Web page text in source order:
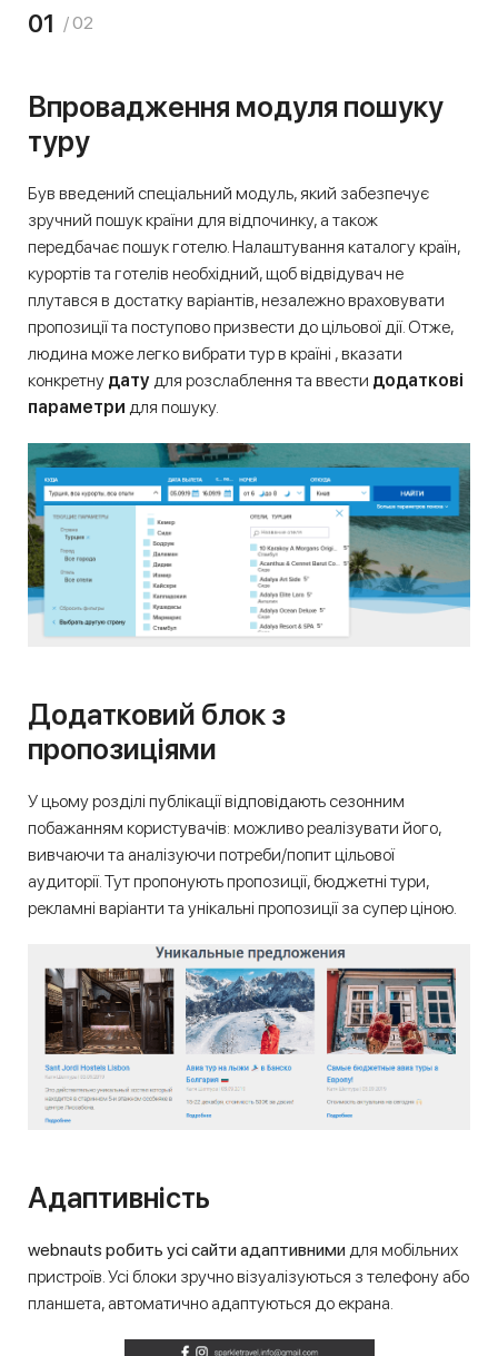
01 / 02
Впровадження модуля пошуку
туру
Був введений спеціальний модуль, який забезпечує
зручний пошук країни для відпочинку, а також
передбачає пошук готелю. Налаштування каталогу країн,
курортів та готелів необхідний, щоб відвідувач не
плутався в достатку варіантів, незалежно враховувати
пропозиції та поступово призвести до цільової дії. Отже,
людина може легко вибрати тур в країні , вказати
конкретну дату для розслаблення та ввести додаткові
параметри для пошуку.
Додатковий блок з
пропозиціями
У цьому розділі публікації відповідають сезонним
побажанням користувачів: можливо реалізувати його,
вивчаючи та аналізуючи потреби/попит цільової
аудиторії. Тут пропонують пропозиції, бюджетні тури,
рекламні варіанти та унікальні пропозиції за супер ціною.
Адаптивність
webnauts робить усі сайти адаптивними для мобільних
пристроїв. Усі блоки зручно візуалізуються з телефону або
планшета, автоматично адаптуються до екрана.